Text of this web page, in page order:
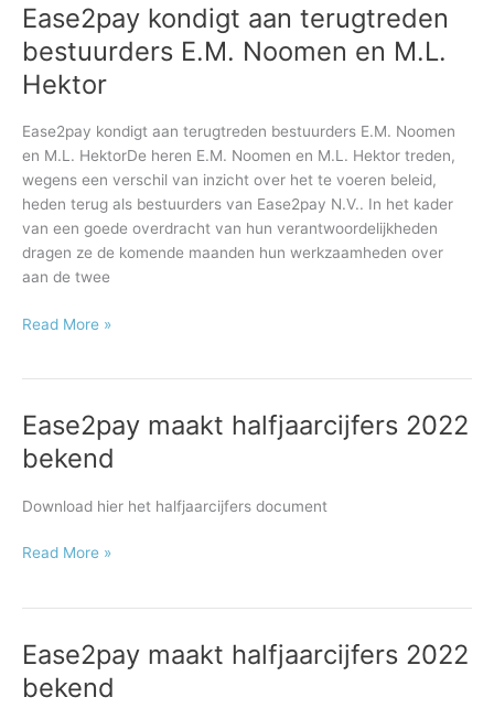
Ease2pay kondigt aan terugtreden
bestuurders E.M. Noomen en M.L.
Hektor
Ease2pay kondigt aan terugtreden bestuurders E.M. Noomen
en M.L. HektorDe heren E.M. Noomen en M.L. Hektor treden,
wegens een verschil van inzicht over het te voeren beleid,
heden terug als bestuurders van Ease2pay N.V.. In het kader
van een goede overdracht van hun verantwoordelijkheden
dragen ze de komende maanden hun werkzaamheden over
aan de twee
Ease2pay
kondigt
aan
terugtreden
E.M.
Noomen
en
M.L.
Hektor
Read More »
Ease2pay maakt halfjaarcijfers 2022
bekend
Download hier het halfjaarcijfers document
Ease2pay
maakt
halfjaarcijfers
bekend
Read More »
Ease2pay maakt halfjaarcijfers 2022
bekend
Ease2pay
maakt
halfjaarcijfers